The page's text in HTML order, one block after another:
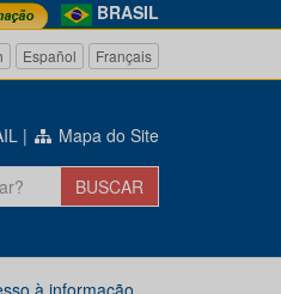
BRASIL
Español Français
| Mapa do Site
à informação